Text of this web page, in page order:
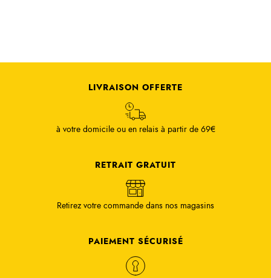
LIVRAISON OFFERTE
à votre domicile ou en relais à partir de 69€
RETRAIT GRATUIT
Retirez votre commande dans nos magasins
PAIEMENT SÉCURISÉ